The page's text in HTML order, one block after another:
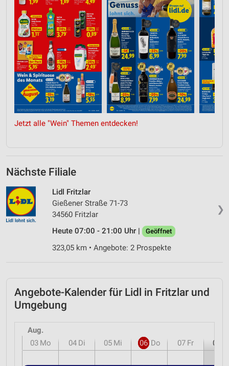
Jetzt alle "Wein" Themen entdecken!
Nächste Filiale
❯
Lidl Fritzlar
Gießener Straße 71-73
34560 Fritzlar
Heute 07:00 - 21:00 Uhr |
Geöffnet
323,05 km • Angebote: 2 Prospekte
Angebote-Kalender für Lidl in Fritzlar und
Umgebung
Aug.
03 Mo 04 Di 05 Mi 06 Do 07 Fr 08